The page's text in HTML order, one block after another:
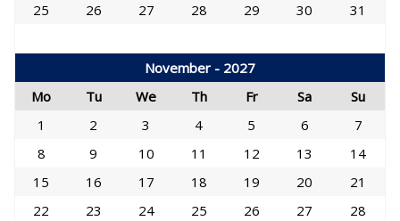
25
26 27 28 29 30 31
November - 2027
Mo
Tu We Th Fr Sa
Su
1
2 3 4 5 6
7
8
9 10 11 12 13
14
15
16 17 18 19 20
21
22
23 24 25 26 27
28